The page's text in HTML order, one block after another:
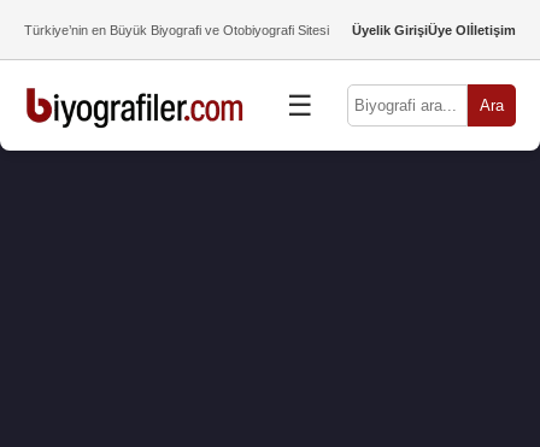
Türkiye’nin en Büyük Biyografi ve Otobiyografi Sitesi Üyelik GirişiÜye Olİletişim
☰ Ara